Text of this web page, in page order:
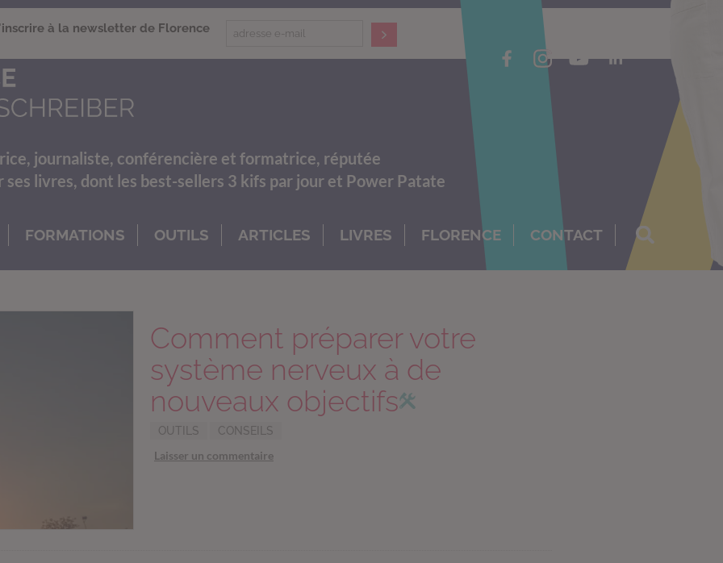
à la newsletter de Florence
journaliste, conférencière et formatrice, réputée
livres, dont les best-sellers 3 kifs par jour et Power Patate
FORMATIONS OUTILS ARTICLES LIVRES FLORENCE CONTACT
Comment préparer votre
système nerveux à de
nouveaux objectifs
OUTILS CONSEILS
Laisser un commentaire